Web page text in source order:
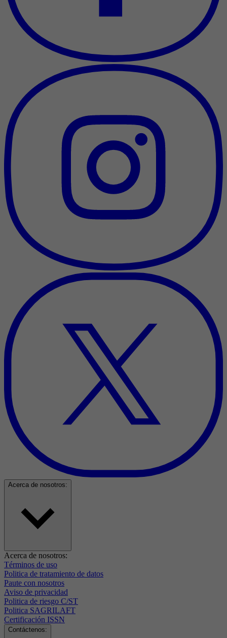
Acerca de nosotros:
Acerca de nosotros:
Términos de uso
Politica de tratamiento de datos
Paute con nosotros
Aviso de privacidad
Politica de riesgo C/ST
Politica SAGRILAFT
Certificación ISSN
Contáctenos: